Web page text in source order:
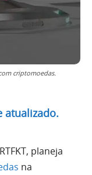
criptomoedas.
atualizado.
planeja
na